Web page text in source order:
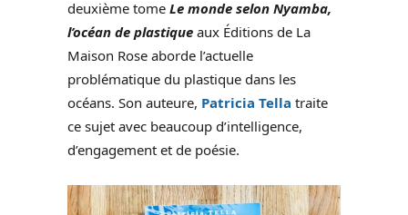
deuxième tome Le monde selon Nyamba,
l’océan de plastique aux Éditions de La
Maison Rose aborde l’actuelle
problématique du plastique dans les
océans. Son auteure, Patricia Tella traite
ce sujet avec beaucoup d’intelligence,
d’engagement et de poésie.